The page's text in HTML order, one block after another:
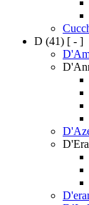
D (41) [ - ]